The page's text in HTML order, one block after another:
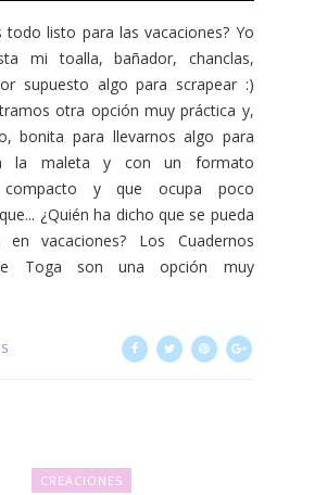
todo listo para las vacaciones? Yo
mi toalla, bañador, chanclas,
supuesto algo para scrapear :)
otra opción muy práctica y,
bonita para llevarnos algo para
la maleta y con un formato
compacto y que ocupa poco
¿Quién ha dicho que se pueda
vacaciones? Los Cuadernos
Toga son una opción muy
CREACIONES